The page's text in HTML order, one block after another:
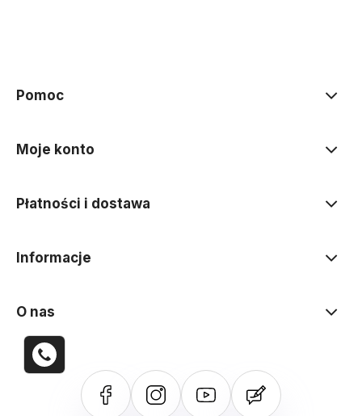
Pomoc
Moje konto
Płatności i dostawa
Informacje
O nas